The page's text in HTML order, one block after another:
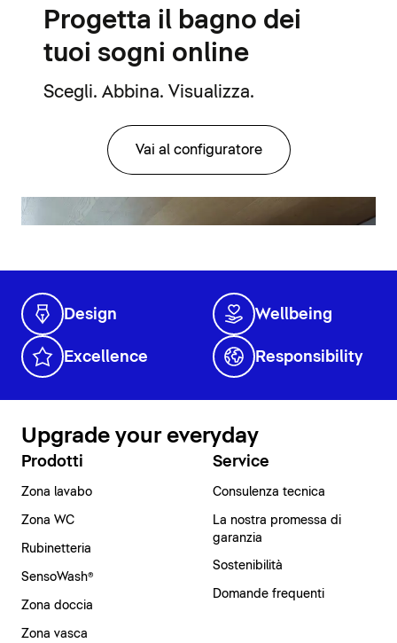
Progetta il bagno dei
tuoi sogni online
Scegli. Abbina. Visualizza.
Vai al configuratore
Design Wellbeing
Excellence Responsibility
Upgrade your everyday
Prodotti
Zona lavabo
Zona WC
Rubinetteria
SensoWash®
Zona doccia
Zona vasca
Service
Consulenza tecnica
La nostra promessa di
garanzia
Sostenibilità
Domande frequenti